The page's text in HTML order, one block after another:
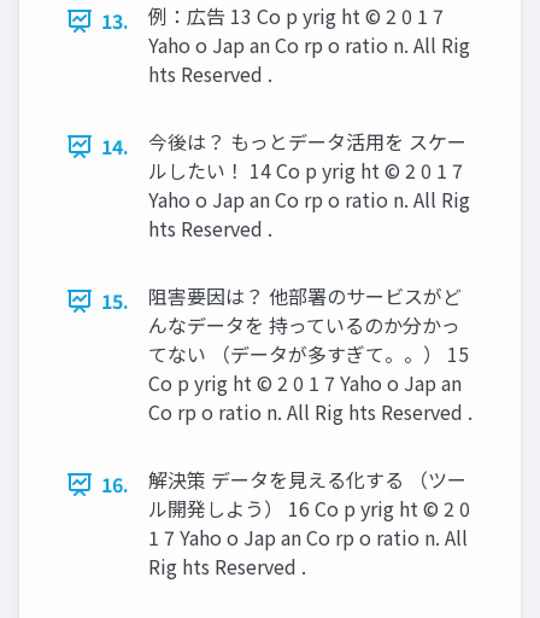
13.
例：広告 13 Co p yrig ht © 2 0 1 7
Yaho o Jap an Co rp o ratio n. All Rig
hts Reserved .
14.
今後は？ もっとデータ活用を スケー
ルしたい！ 14 Co p yrig ht © 2 0 1 7
Yaho o Jap an Co rp o ratio n. All Rig
hts Reserved .
15.
阻害要因は？ 他部署のサービスがど
んなデータを 持っているのか分かっ
てない （データが多すぎて。。） 15
Co p yrig ht © 2 0 1 7 Yaho o Jap an
Co rp o ratio n. All Rig hts Reserved .
16.
解決策 データを見える化する （ツー
ル開発しよう） 16 Co p yrig ht © 2 0
1 7 Yaho o Jap an Co rp o ratio n. All
Rig hts Reserved .